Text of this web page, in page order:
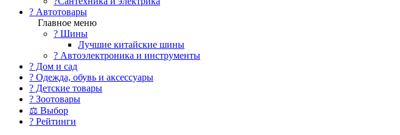
? Автотовары
Главное меню
? Шины
Лучшие китайские шины
? Автоэлектроника и инструменты
? Дом и сад
? Одежда, обувь и аксессуары
? Детские товары
? Зоотовары
⚖ Выбор
? Рейтинги